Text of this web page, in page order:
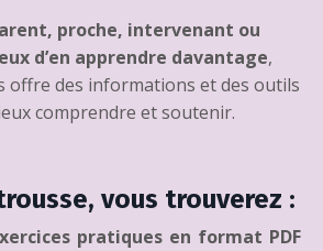
proche, intervenant ou
d’en apprendre davantage,
offre des informations et des outils
comprendre et soutenir.
vous trouverez :
pratiques en format PDF